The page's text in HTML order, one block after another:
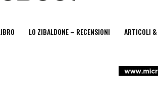
LO ZIBALDONE – RECENSIONI ARTICOLI